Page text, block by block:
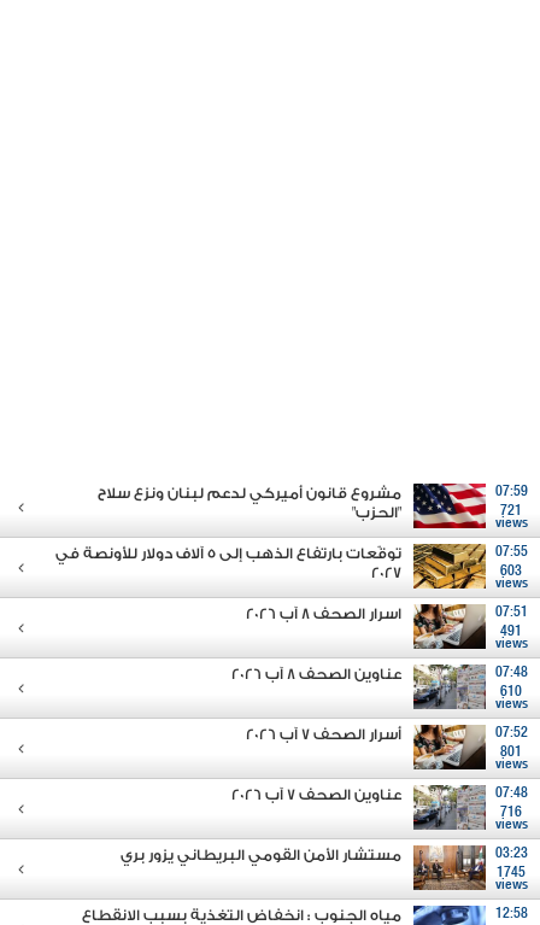
07:59
721
views
مشروع قانون أميركي لدعم لبنان ونزع سلاح
"الحزب"
07:55
603
views
توقّعات بارتفاع الذهب إلى 5 آلاف دولار للأونصة في
2027
07:51
491
views
اسرار الصحف 8 آب 2026
07:48
610
views
عناوين الصحف 8 آب 2026
07:52
801
views
أسرار الصحف 7 آب 2026
07:48
716
views
عناوين الصحف 7 آب 2026
03:23
1745
views
مستشار الأمن القومي البريطاني يزور بري
12:58
مياه الجنوب : انخفاض التغذية بسبب الانقطاع